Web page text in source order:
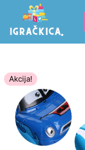
Akcija!